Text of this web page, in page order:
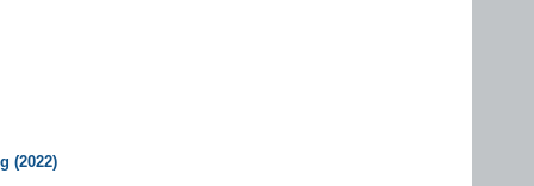
(2022)